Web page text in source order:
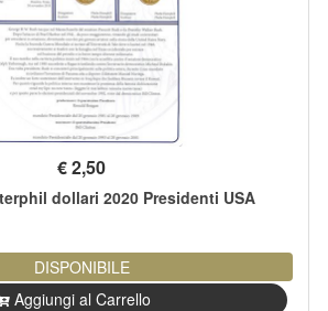
€2,50
dollari 2020 Presidenti USA
DISPONIBILE
Aggiungi al Carrello